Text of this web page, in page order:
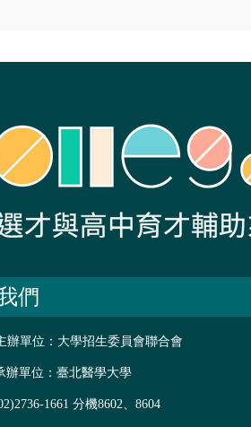
們
辦單位：大學招生委員會聯合會
辦單位：臺北醫學大學
1661 分機8602、8604